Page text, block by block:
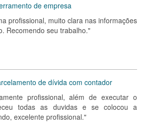
de empresa
profissional, muito clara nas informações
Recomendo seu trabalho."
de dívida com contador
profissional, além de executar o
todas as duvidas e se colocou a
excelente profissional."